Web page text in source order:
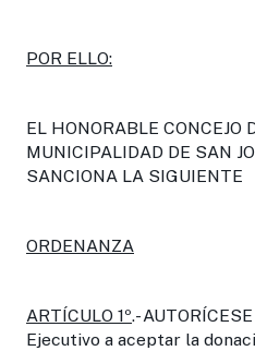
POR ELLO:
EL HONORABLE CONCEJO
MUNICIPALIDAD DE SAN
SANCIONA LA SIGUIENTE
ORDENANZA
ARTÍCULO 1º.-
Ejecutivo a aceptar la